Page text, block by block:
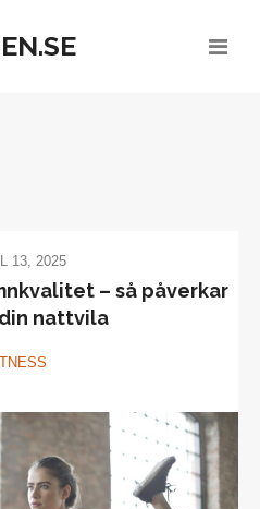
13, 2025
– så påverkar
nattvila